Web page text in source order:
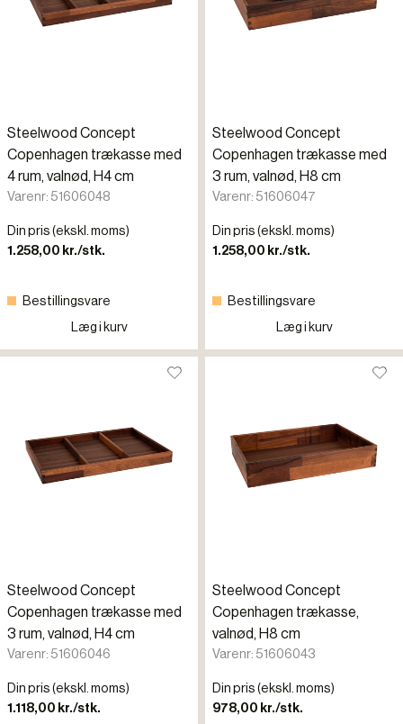
Steelwood Concept
Copenhagen trækasse med
4 rum, valnød, H4 cm
Varenr: 51606048
Din pris (ekskl. moms)
1.258,00 kr./stk.
Bestillingsvare
Læg i kurv
Steelwood Concept
Copenhagen trækasse med
3 rum, valnød, H8 cm
Varenr: 51606047
Din pris (ekskl. moms)
1.258,00 kr./stk.
Bestillingsvare
Læg i kurv
Steelwood Concept
Copenhagen trækasse med
3 rum, valnød, H4 cm
Varenr: 51606046
Din pris (ekskl. moms)
1.118,00 kr./stk.
Steelwood Concept
Copenhagen trækasse,
valnød, H8 cm
Varenr: 51606043
Din pris (ekskl. moms)
978,00 kr./stk.